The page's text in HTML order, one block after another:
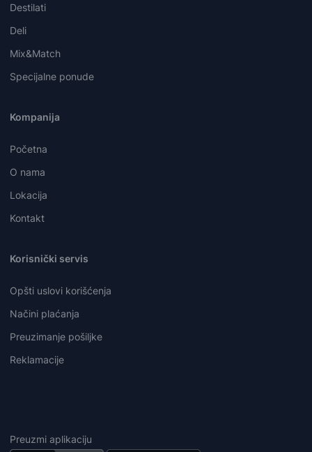
Destilati
Deli
Mix&Match
Specijalne ponude
Kompanija
Početna
O nama
Lokacija
Kontakt
Korisnički servis
Opšti uslovi korišćenja
Načini plaćanja
Preuzimanje pošiljke
Reklamacije
Preuzmi aplikaciju